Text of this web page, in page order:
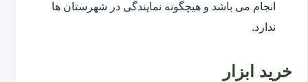
انجام می باشد و هیچگونه نمایندگی در شهرستان ها
ندارد.
خرید ابزار